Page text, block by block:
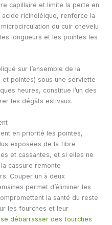
capillaire et limite la perte en
acide ricinoléique, renforce la
du cuir chevelu
les longueurs et les pointes les
sur l’ensemble de la
pointes) sous une serviette
heures, constitue l’un des
les dégâts estivaux.
en priorité les pointes,
exposées de la fibre
et cassantes, et si elles ne
cassure remonte
Couper un à deux
permet d’éliminer les
la santé du reste
les fourches et leur
débarrasser des fourches